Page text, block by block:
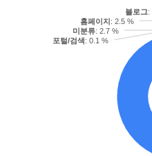
포털/검색: 0.1 %
미분류: 2.7 %
홈페이지: 2.5 %
블로그: